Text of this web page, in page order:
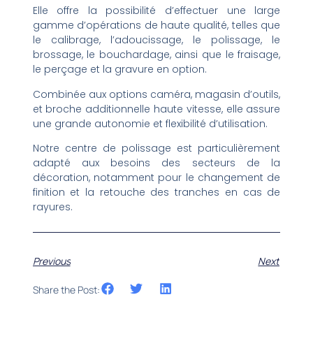
Elle offre la possibilité d’effectuer une large
gamme d’opérations de haute qualité, telles que
le calibrage, l’adoucissage, le polissage, le
brossage, le bouchardage, ainsi que le fraisage,
le perçage et la gravure en option.
Combinée aux options caméra, magasin d’outils,
et broche additionnelle haute vitesse, elle assure
une grande autonomie et flexibilité d’utilisation.
Notre centre de polissage est particulièrement
adapté aux besoins des secteurs de la
décoration, notamment pour le changement de
finition et la retouche des tranches en cas de
rayures.
Previous Next
Share the Post: